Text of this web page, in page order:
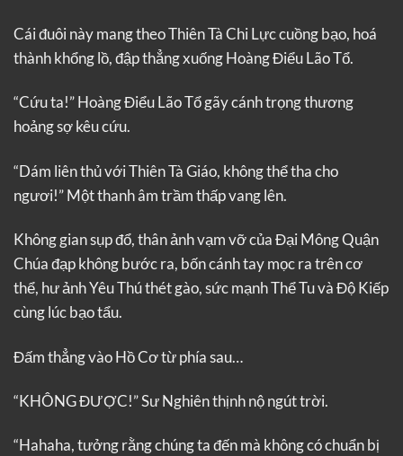
Cái đuôi này mang theo Thiên Tà Chi Lực cuồng bạo, hoá
thành khổng lồ, đập thẳng xuống Hoàng Điểu Lão Tổ.
“Cứu ta!” Hoàng Điểu Lão Tổ gãy cánh trọng thương
hoảng sợ kêu cứu.
“Dám liên thủ với Thiên Tà Giáo, không thể tha cho
ngươi!” Một thanh âm trầm thấp vang lên.
Không gian sụp đổ, thân ảnh vạm vỡ của Đại Mông Quận
Chúa đạp không bước ra, bốn cánh tay mọc ra trên cơ
thể, hư ảnh Yêu Thú thét gào, sức mạnh Thể Tu và Độ Kiếp
cùng lúc bạo tẩu.
Đấm thẳng vào Hồ Cơ từ phía sau…
“KHÔNG ĐƯỢC!” Sư Nghiên thịnh nộ ngút trời.
“Hahaha, tưởng rằng chúng ta đến mà không có chuẩn bị